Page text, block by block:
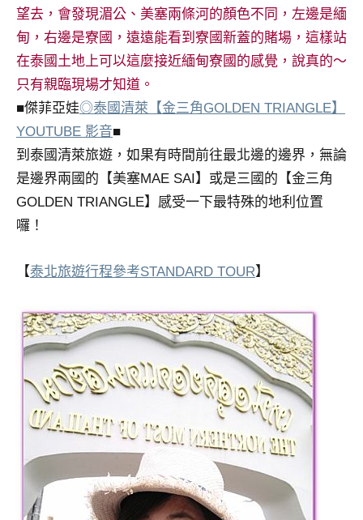
望去，會發現湄公、美塞兩條河的顏色不同，左邊是緬
甸，右邊是寮國，遠遠能看到寮國新蓋的賭場，這樣站
在泰國土地上可以這麼接近緬甸寮國的感覺，說真的～
只有親臨現場才知道。
■傑菲亞娃◎泰國清萊【金三角GOLDEN TRIANGLE】
YOUTUBE 影音■
到泰國清萊旅遊，如果有時間前往最北邊的邊界，無論
是邊界兩國的【美塞MAE SAI】或是三國的【金三角
GOLDEN TRIANGLE】感受一下最特殊的地利位置
囉！
【泰北旅遊行程參考STANDARD TOUR】